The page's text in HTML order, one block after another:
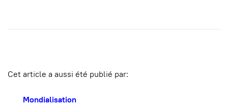
Cet article a aussi été publié par:
Mondialisation